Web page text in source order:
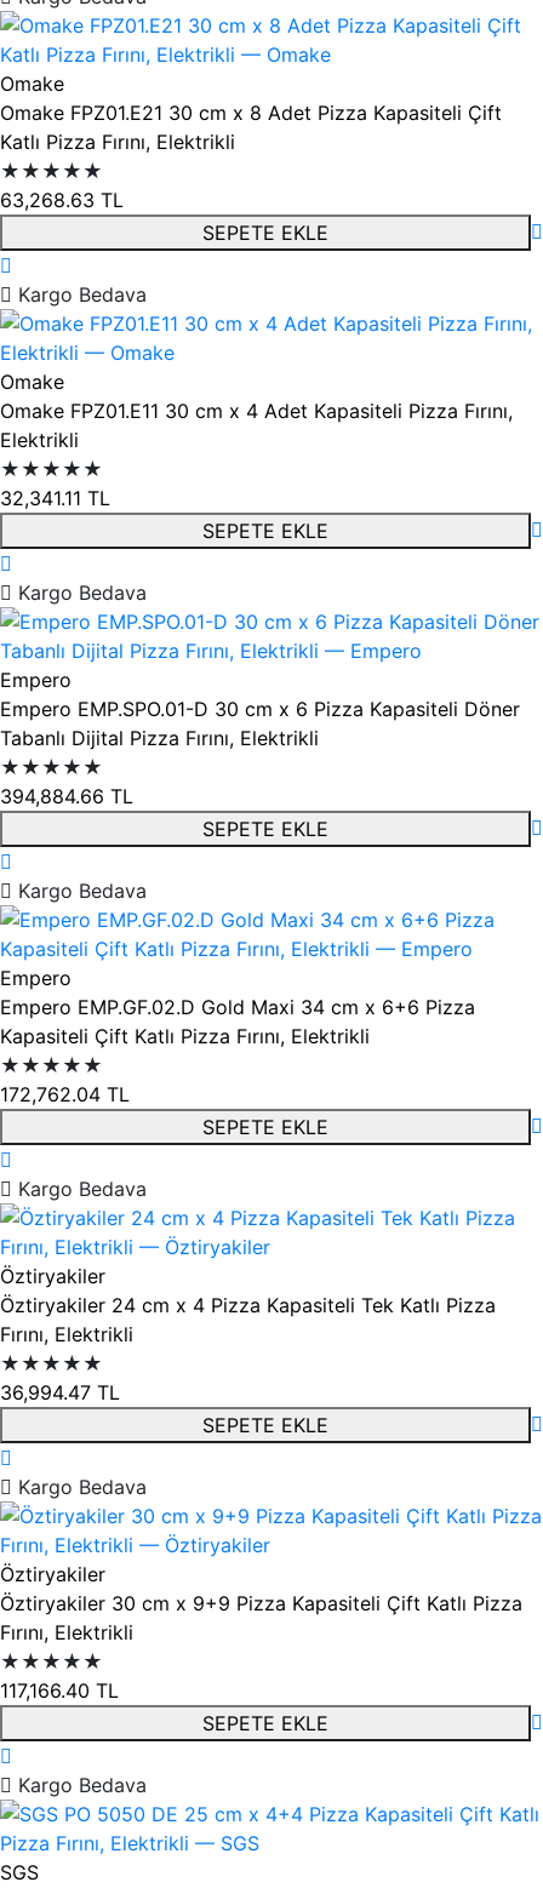
Omake
Omake FPZ01.E21 30 cm x 8 Adet Pizza Kapasiteli Çift
Katlı Pizza Fırını, Elektrikli
★★★★★
63,268.63 TL
SEPETE EKLE
Kargo Bedava
Omake
Omake FPZ01.E11 30 cm x 4 Adet Kapasiteli Pizza Fırını,
Elektrikli
★★★★★
32,341.11 TL
SEPETE EKLE
Kargo Bedava
Empero
Empero EMP.SPO.01-D 30 cm x 6 Pizza Kapasiteli Döner
Tabanlı Dijital Pizza Fırını, Elektrikli
★★★★★
394,884.66 TL
SEPETE EKLE
Kargo Bedava
Empero
Empero EMP.GF.02.D Gold Maxi 34 cm x 6+6 Pizza
Kapasiteli Çift Katlı Pizza Fırını, Elektrikli
★★★★★
172,762.04 TL
SEPETE EKLE
Kargo Bedava
Öztiryakiler
Öztiryakiler 24 cm x 4 Pizza Kapasiteli Tek Katlı Pizza
Fırını, Elektrikli
★★★★★
36,994.47 TL
SEPETE EKLE
Kargo Bedava
Öztiryakiler
Öztiryakiler 30 cm x 9+9 Pizza Kapasiteli Çift Katlı Pizza
Fırını, Elektrikli
★★★★★
117,166.40 TL
SEPETE EKLE
Kargo Bedava
SGS